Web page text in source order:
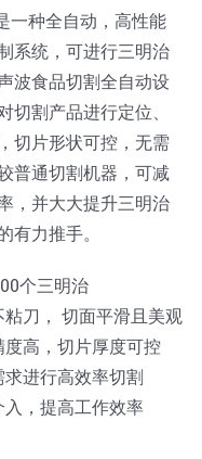
一种全自动，高性能
系统，可进行三明治
波食品切割全自动设
割产品进行定位、
切片形状可控，无需
普通切割机器，可减
，并大大提升三明治
力推手。
个三明治
刀， 切面平滑且美观
高，切片厚度可控
进行高效率切割
，提高工作效率